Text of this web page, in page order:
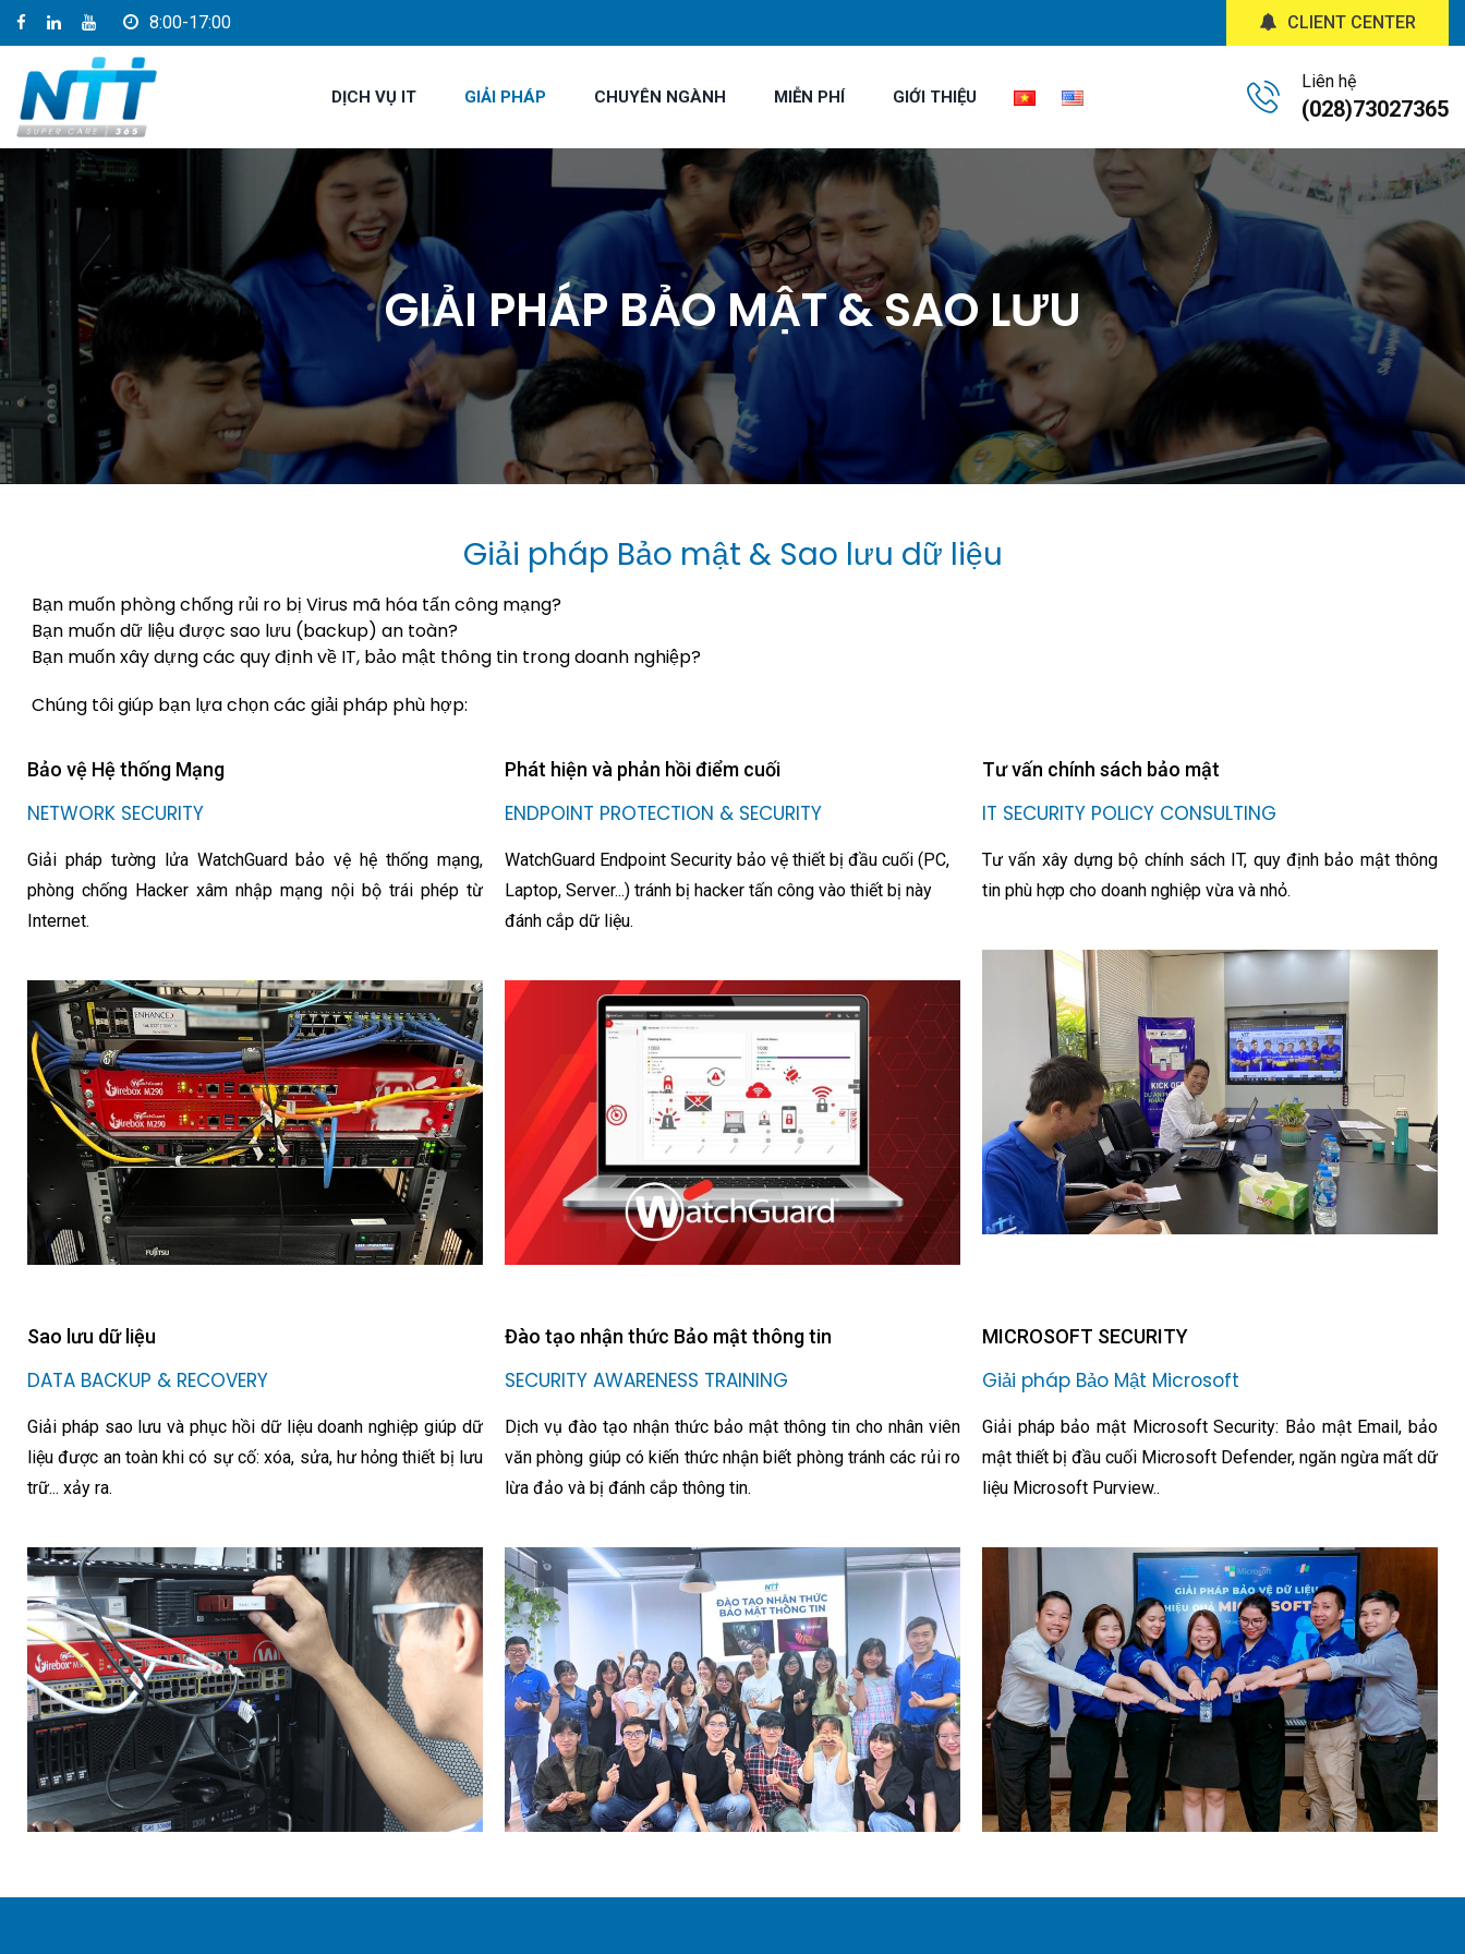
8:00-17:00 CLIENT CENTER
DỊCH VỤ IT GIẢI PHÁP CHUYÊN NGÀNH MIỄN PHÍ GIỚI THIỆU
Liên hệ
(028)73027365
GIẢI PHÁP BẢO MẬT & SAO LƯU
Giải pháp Bảo mật & Sao lưu dữ liệu
Bạn muốn phòng chống rủi ro bị Virus mã hóa tấn công mạng?
Bạn muốn dữ liệu được sao lưu (backup) an toàn?
Bạn muốn xây dựng các quy định về IT, bảo mật thông tin trong doanh nghiệp?
Chúng tôi giúp bạn lựa chọn các giải pháp phù hợp:
Bảo vệ Hệ thống Mạng
NETWORK SECURITY
Giải pháp tường lửa WatchGuard bảo vệ hệ thống mạng,
phòng chống Hacker xâm nhập mạng nội bộ trái phép từ
Internet.
Phát hiện và phản hồi điểm cuối
ENDPOINT PROTECTION & SECURITY
WatchGuard Endpoint Security bảo vệ thiết bị đầu cuối (PC,
Laptop, Server...) tránh bị hacker tấn công vào thiết bị này
đánh cắp dữ liệu.
Tư vấn chính sách bảo mật
IT SECURITY POLICY CONSULTING
Tư vấn xây dựng bộ chính sách IT, quy định bảo mật thông
tin phù hợp cho doanh nghiệp vừa và nhỏ.
Sao lưu dữ liệu
DATA BACKUP & RECOVERY
Giải pháp sao lưu và phục hồi dữ liệu doanh nghiệp giúp dữ
liệu được an toàn khi có sự cố: xóa, sửa, hư hỏng thiết bị lưu
trữ... xảy ra.
Đào tạo nhận thức Bảo mật thông tin
SECURITY AWARENESS TRAINING
Dịch vụ đào tạo nhận thức bảo mật thông tin cho nhân viên
văn phòng giúp có kiến thức nhận biết phòng tránh các rủi ro
lừa đảo và bị đánh cắp thông tin.
MICROSOFT SECURITY
Giải pháp Bảo Mật Microsoft
Giải pháp bảo mật Microsoft Security: Bảo mật Email, bảo
mật thiết bị đầu cuối Microsoft Defender, ngăn ngừa mất dữ
liệu Microsoft Purview..